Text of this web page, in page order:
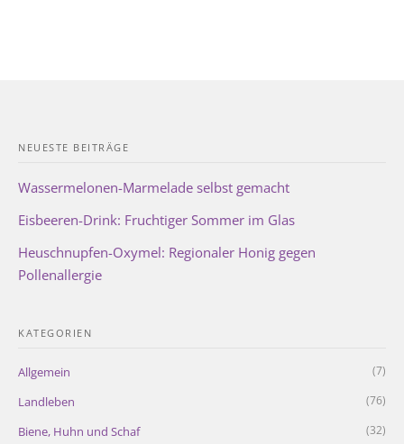
NEUESTE BEITRÄGE
Wassermelonen-Marmelade selbst gemacht
Eisbeeren-Drink: Fruchtiger Sommer im Glas
Heuschnupfen-Oxymel: Regionaler Honig gegen
Pollenallergie
KATEGORIEN
Allgemein (7)
Landleben (76)
Biene, Huhn und Schaf (32)